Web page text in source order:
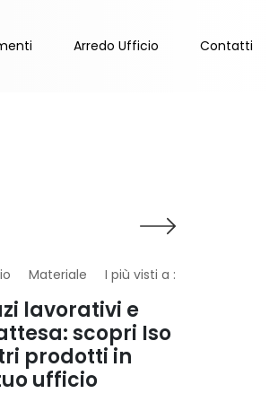
Arredo Ufficio Contatti
Materiale I più visti a :
lavorativi e
scopri Iso
prodotti in
ufficio